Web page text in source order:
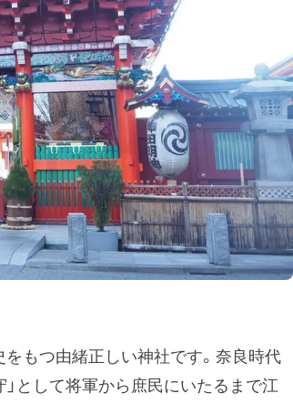
もつ由緒正しい神社です。奈良時代
として将軍から庶民にいたるまで江